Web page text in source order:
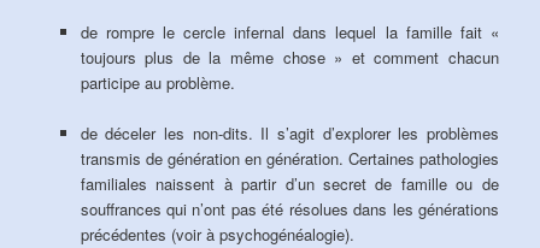
de rompre le cercle infernal dans lequel la famille fait «
toujours plus de la même chose » et comment chacun
participe au problème.
de déceler les non-dits. Il s’agit d’explorer les problèmes
transmis de génération en génération. Certaines pathologies
familiales naissent à partir d’un secret de famille ou de
souffrances qui n’ont pas été résolues dans les générations
précédentes (voir à psychogénéalogie).